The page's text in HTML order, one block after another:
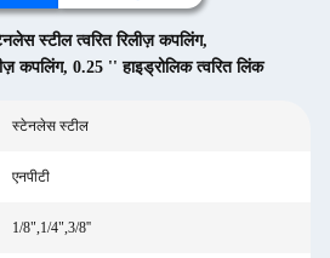
स्टील त्वरित रिलीज़ कपलिंग,
कपलिंग, 0.25 '' हाइड्रोलिक त्वरित लिंक
स्टेनलेस स्टील
एनपीटी
1/8",1/4",3/8''